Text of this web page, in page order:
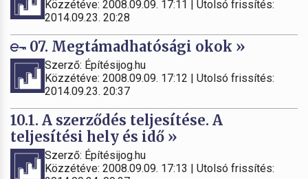
Közzétéve: 2008.09.09. 17:11 | Utolsó frissítés:
2014.09.23. 20:28
07. Megtámadhatósági okok »
Szerző: Építésijog.hu
Közzétéve: 2008.09.09. 17:12 | Utolsó frissítés:
2014.09.23. 20:37
10.1. A szerződés teljesítése. A
teljesítési hely és idő »
Szerző: Építésijog.hu
Közzétéve: 2008.09.09. 17:13 | Utolsó frissítés: